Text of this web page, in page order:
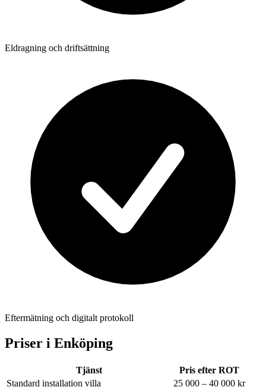
Eldragning och driftsättning
Eftermätning och digitalt protokoll
Priser i Enköping
Tjänst
Pris efter ROT
Standard installation villa
25 000 – 40 000 kr